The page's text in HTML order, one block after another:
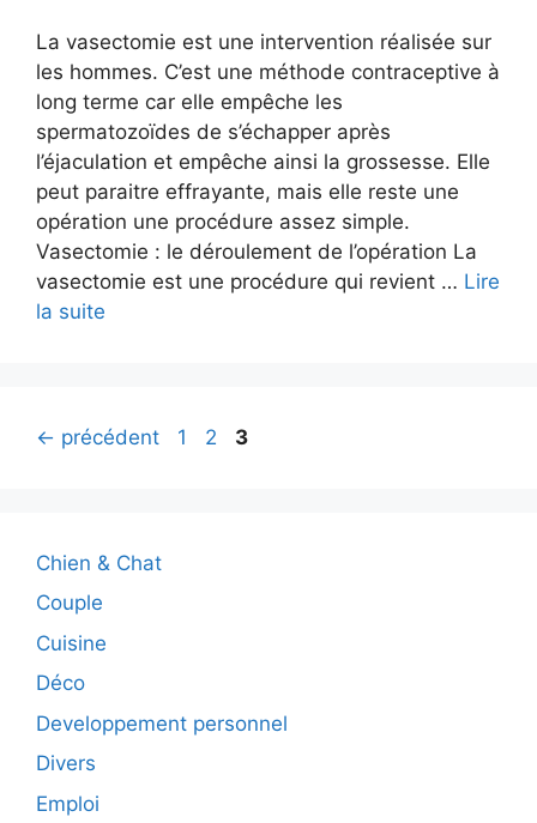
La vasectomie est une intervention réalisée sur
les hommes. C’est une méthode contraceptive à
long terme car elle empêche les
spermatozoïdes de s’échapper après
l’éjaculation et empêche ainsi la grossesse. Elle
peut paraitre effrayante, mais elle reste une
opération une procédure assez simple.
Vasectomie : le déroulement de l’opération La
vasectomie est une procédure qui revient … Lire
la suite
← précédent Page
1 Page
2 Page
3
Chien & Chat
Couple
Cuisine
Déco
Developpement personnel
Divers
Emploi